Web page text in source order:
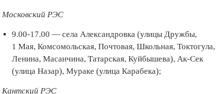
Московский РЭС
9.00-17.00 — села Александровка (улицы Дружбы,
1 Мая, Комсомольская, Почтовая, Школьная, Токтогула,
Ленина, Масанчина, Татарская, Куйбышева), Ак-Сек
(улица Назар), Мураке (улица Карабека);
Кантский РЭС